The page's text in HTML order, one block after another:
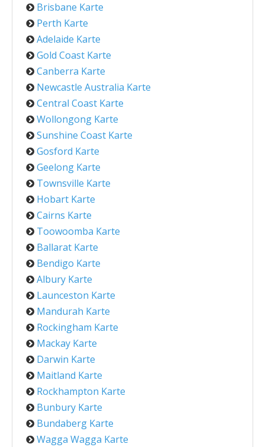
Brisbane Karte
Perth Karte
Adelaide Karte
Gold Coast Karte
Canberra Karte
Newcastle Australia Karte
Central Coast Karte
Wollongong Karte
Sunshine Coast Karte
Gosford Karte
Geelong Karte
Townsville Karte
Hobart Karte
Cairns Karte
Toowoomba Karte
Ballarat Karte
Bendigo Karte
Albury Karte
Launceston Karte
Mandurah Karte
Rockingham Karte
Mackay Karte
Darwin Karte
Maitland Karte
Rockhampton Karte
Bunbury Karte
Bundaberg Karte
Wagga Wagga Karte